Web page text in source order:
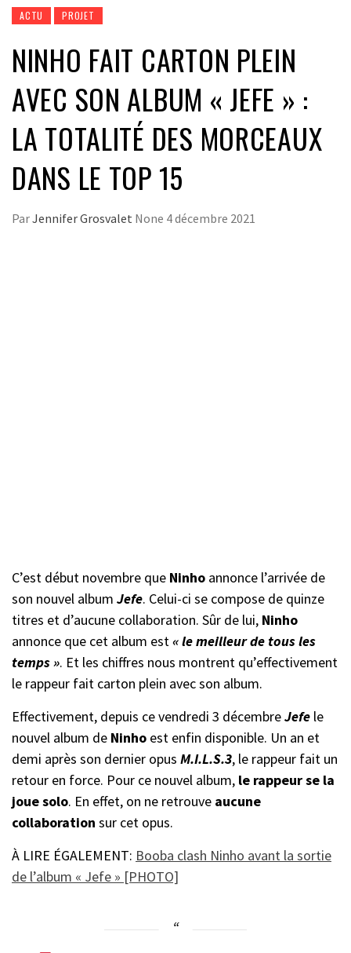
ACTU PROJET
NINHO FAIT CARTON PLEIN
AVEC SON ALBUM « JEFE » :
LA TOTALITÉ DES MORCEAUX
DANS LE TOP 15
ParJennifer Grosvalet None 4 décembre 2021
C’est début novembre que Ninho annonce l’arrivée de
son nouvel album Jefe. Celui-ci se compose de quinze
titres et d’aucune collaboration. Sûr de lui, Ninho
annonce que cet album est« le meilleur de tous les
temps ». Et les chiffres nous montrent qu’effectivement
le rappeur fait carton plein avec son album.
Effectivement, depuis ce vendredi 3 décembreJefe le
nouvel album de Ninho est enfin disponible. Un an et
demi après son dernier opus M.I.L.S.3, le rappeur fait un
retour en force. Pour ce nouvel album, le rappeur se la
joue solo. En effet, on ne retrouve aucune
collaboration sur cet opus.
À LIRE ÉGALEMENT: Booba clash Ninho avant la sortie
de l’album « Jefe » [PHOTO]